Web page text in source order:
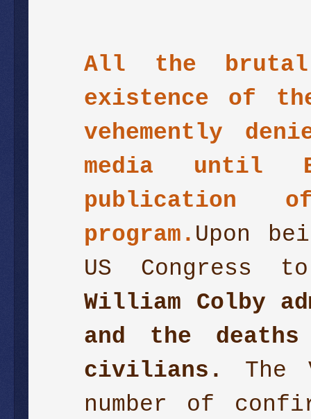
All the brutal
existence of
vehemently
media until
publication
program. Upon
US Congress
William Colby
and the deaths
civilians.
The
number of